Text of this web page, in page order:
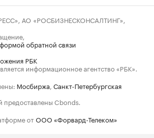
АО «РОСБИЗНЕСКОНСАЛТИНГ»,
формой обратной связи
РБК
информационное агентство «РБК».
Мосбиржа, Санкт-Петербургская
предоставлены Cbonds.
от ООО «Форвард-Телеком»